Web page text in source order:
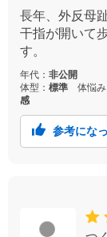
長年、外反母
干指が開いて
す。
年代： 非公開
体型： 標準 体悩み
感
参考にな